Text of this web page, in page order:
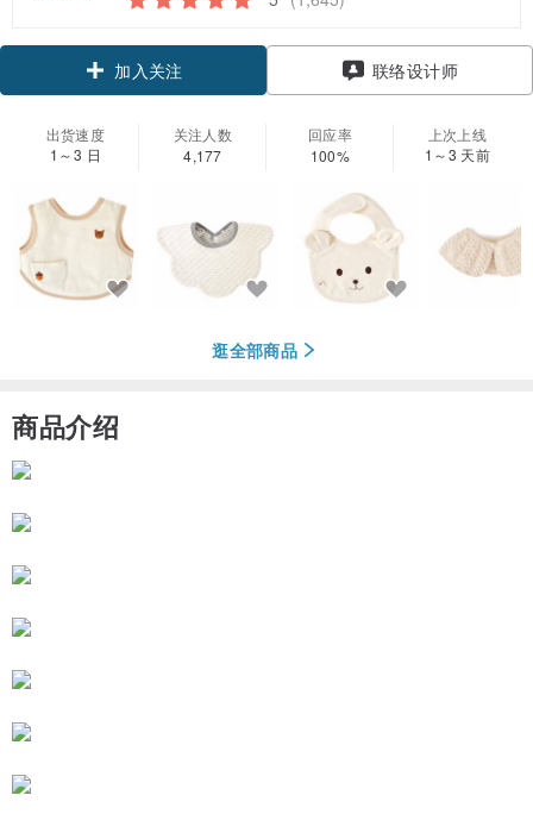
加入关注
联络设计师
出货速度
1～3 日
关注人数
4,177
回应率
100%
上次上线
1～3 天前
逛全部商品
商品介绍